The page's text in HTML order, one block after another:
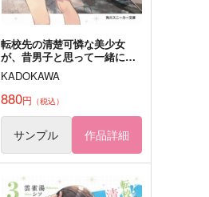
転校先の清楚可憐な美少女
が、昔男子と思って一緒に遊
んだ幼馴染だった件 9
KADOKAWA
880円 （税込）
サンプル 作品詳細